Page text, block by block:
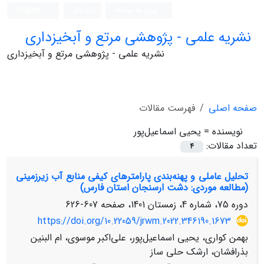
نشریه علمی - پژوهشی مرتع و آبخیزداری
نشریه علمی - پژوهشی مرتع و آبخیزداری
صفحه اصلی
فهرست مقالات
نویسنده = یحیی اسماعیل‌پور
تعداد مقالات:
4
تحلیل عاملی و پهنه‌بندی پارامترهای کیفی منابع آب زیرزمینی
(مطالعه موردی: دشت ارسنجان استان فارس)
دوره 75، شماره 4، زمستان 1401، صفحه
607-626
https://doi.org/10.22059/jrwm.2022.346190.1673
بهمن کواری، یحیی اسماعیل‌پور، علی‌اکبر موسوی، ام البنین
بذرافشان، ارشک حلی ساز